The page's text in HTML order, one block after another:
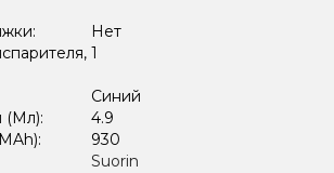
Нет
1
Синий
(Мл):
4.9
930
Suorin